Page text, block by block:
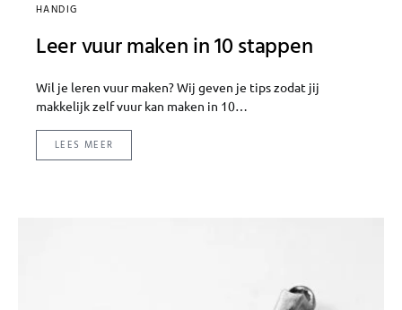
HANDIG
Leer vuur maken in 10 stappen
Wil je leren vuur maken? Wij geven je tips zodat jij
makkelijk zelf vuur kan maken in 10…
LEES MEER